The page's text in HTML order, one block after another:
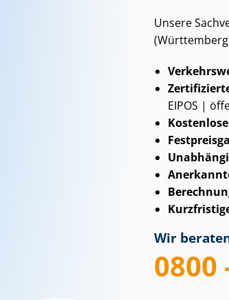
Unsere
EIPOS |
Kostenlose
Wir
0800